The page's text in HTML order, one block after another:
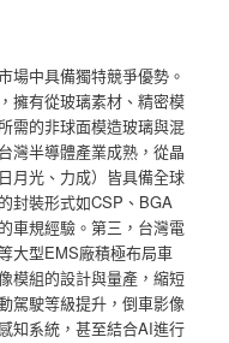
場中具備獨特競爭優勢。
擁有從玻璃素材、精密模
需的非球面模造玻璃與混
灣半導體產業成熟，從晶
月光、力成）皆具備全球
封裝形式如CSP、BGA
車規經驗。第三，台灣電
大型EMS廠積極布局車
模組的設計與量產，縮短
駕駛等級提升，倒車影像
知系統，甚至結合AI進行